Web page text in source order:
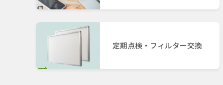
定期点検・フィルター交換